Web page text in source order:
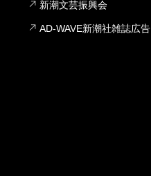
新潮文芸振興会
AD-WAVE新潮社雑誌広告